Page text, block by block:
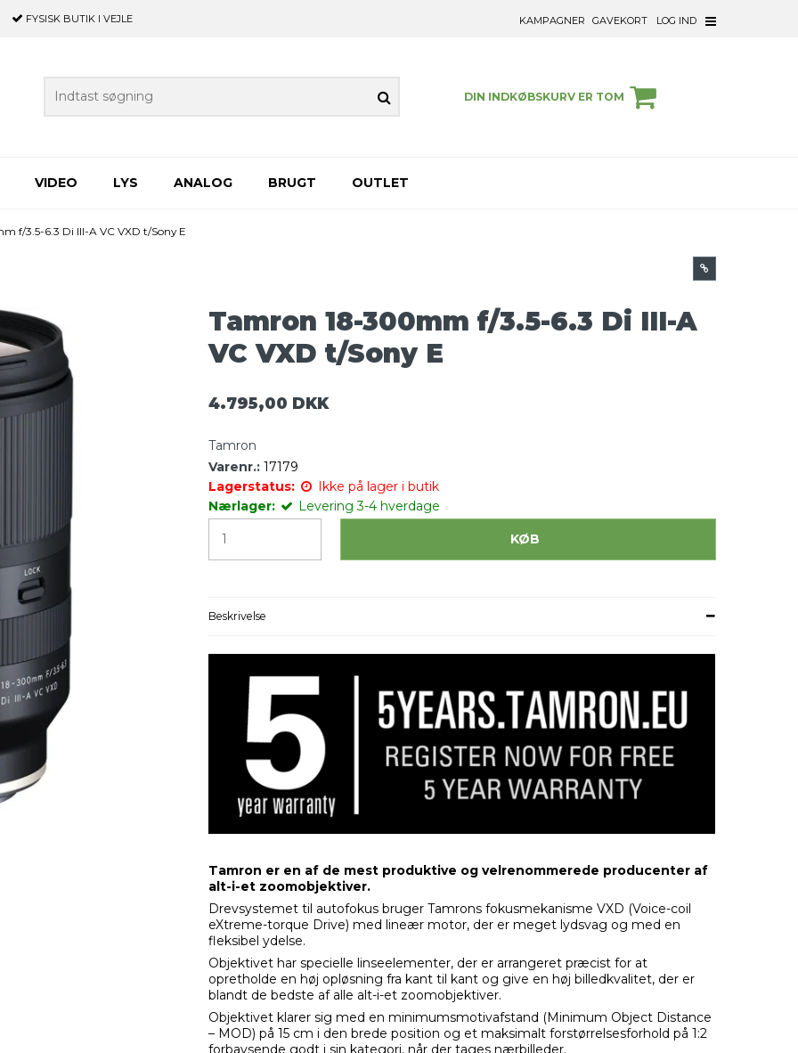
FYSISK BUTIK I VEJLE KAMPAGNER GAVEKORT LOG IND
DIN INDKØBSKURV ER TOM
VIDEO LYS ANALOG BRUGT OUTLET
f/3.5-6.3 Di III-A VC VXD t/Sony E
Tamron 18-300mm f/3.5-6.3 Di III-A
VC VXD t/Sony E
4.795,00 DKK
Tamron
Varenr.: 17179
Lagerstatus:
Ikke på lager i butik
Nærlager:
Levering 3-4 hverdage
KØB
Beskrivelse
Tamron er en af de mest produktive og velrenommerede producenter af
alt-i-et zoomobjektiver.
Drevsystemet til autofokus bruger Tamrons fokusmekanisme VXD (Voice-coil
eXtreme-torque Drive) med lineær motor, der er meget lydsvag og med en
fleksibel ydelse.
Objektivet har specielle linseelementer, der er arrangeret præcist for at
opretholde en høj opløsning fra kant til kant og give en høj billedkvalitet, der er
blandt de bedste af alle alt-i-et zoomobjektiver.
Objektivet klarer sig med en minimumsmotivafstand (Minimum Object Distance
– MOD) på 15 cm i den brede position og et maksimalt forstørrelsesforhold på 1:2
forbavsende godt i sin kategori, når der tages nærbilleder.